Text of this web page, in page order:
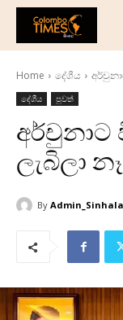
දේශීය
ජාත්‍යන්තර
අධ්‍යාපනික
හෝටල් සහ සංචාරක
English
Home දේශීය
දේශීය පුවත්
ලැබිලා නෑ
By Admin_Sinhala